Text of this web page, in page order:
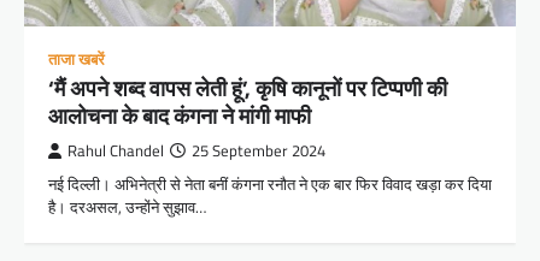
ताजा खबरें
‘मैं अपने शब्द वापस लेती हूं’, कृषि कानूनों पर टिप्पणी की
आलोचना के बाद कंगना ने मांगी माफी
Rahul Chandel 25 September 2024
नई दिल्ली। अभिनेत्री से नेता बनीं कंगना रनौत ने एक बार फिर विवाद खड़ा कर दिया
है। दरअसल, उन्होंने सुझाव…